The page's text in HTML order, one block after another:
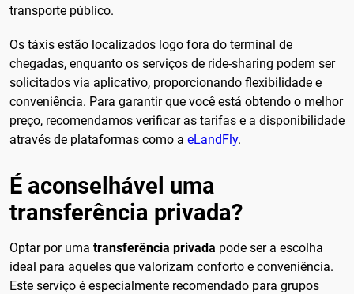
transporte público.
Os táxis estão localizados logo fora do terminal de
chegadas, enquanto os serviços de ride-sharing podem ser
solicitados via aplicativo, proporcionando flexibilidade e
conveniência. Para garantir que você está obtendo o melhor
preço, recomendamos verificar as tarifas e a disponibilidade
através de plataformas como a eLandFly.
É aconselhável uma
transferência privada?
Optar por uma transferência privada pode ser a escolha
ideal para aqueles que valorizam conforto e conveniência.
Este serviço é especialmente recomendado para grupos